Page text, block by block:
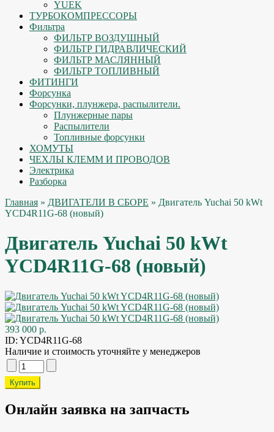
YUEK
ТУРБОКОМПРЕССОРЫ
Фильтра
ФИЛЬТР ВОЗДУШНЫЙ
ФИЛЬТР ГИДРАВЛИЧЕСКИЙ
ФИЛЬТР МАСЛЯННЫЙ
ФИЛЬТР ТОПЛИВНЫЙ
ФИТИНГИ
Форсунка
Форсунки, плунжера, распылители.
Плунжерные пары
Распылители
Топливные форсунки
ХОМУТЫ
ЧЕХЛЫ КЛЕММ И ПРОВОДОВ
Электрика
Разборка
Главная » ДВИГАТЕЛИ В СБОРЕ » Двигатель Yuchai 50 kWt
YCD4R11G-68 (новый)
Двигатель Yuchai 50 kWt
YCD4R11G-68 (новый)
393 000 р.
ID: YCD4R11G-68
Наличие и стоимость уточняйте у менеджеров
Онлайн заявка на запчасть